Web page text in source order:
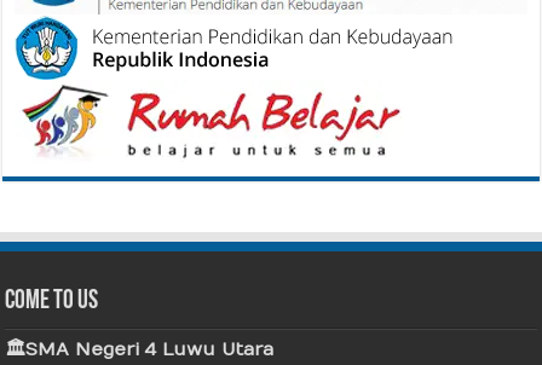
Come To Us
🏛 SMA Negeri 4 Luwu Utara